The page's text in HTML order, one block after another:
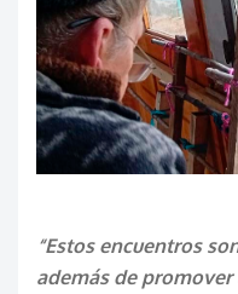
“Estos encuentros
además de